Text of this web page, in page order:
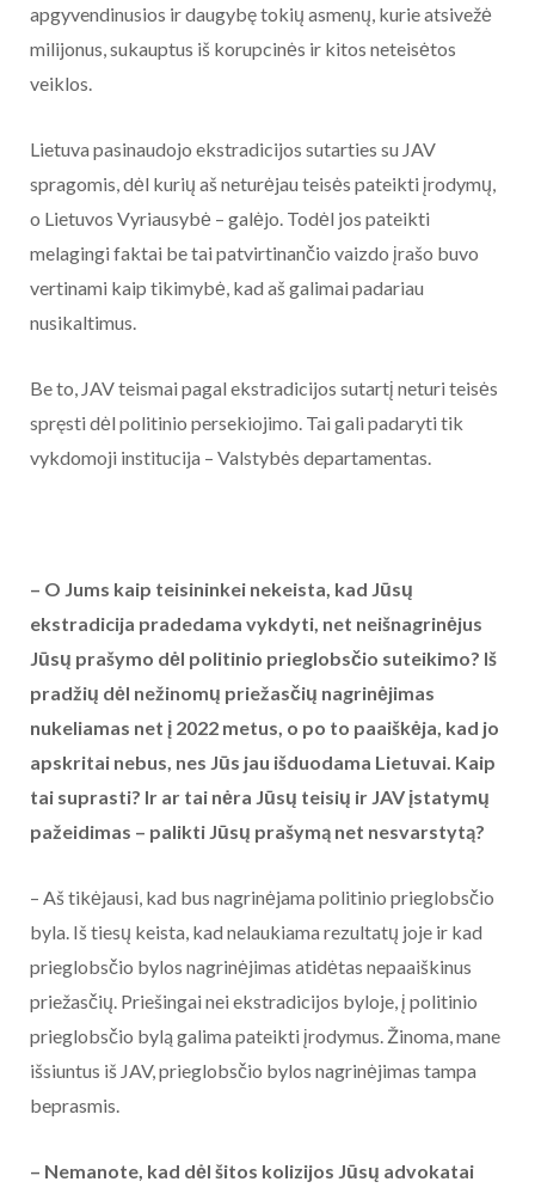
apgyvendinusios ir daugybę tokių asmenų, kurie atsivežė
milijonus, sukauptus iš korupcinės ir kitos neteisėtos
veiklos.
Lietuva pasinaudojo ekstradicijos sutarties su JAV
spragomis, dėl kurių aš neturėjau teisės pateikti įrodymų,
o Lietuvos Vyriausybė – galėjo. Todėl jos pateikti
melagingi faktai be tai patvirtinančio vaizdo įrašo buvo
vertinami kaip tikimybė, kad aš galimai padariau
nusikaltimus.
Be to, JAV teismai pagal ekstradicijos sutartį neturi teisės
spręsti dėl politinio persekiojimo. Tai gali padaryti tik
vykdomoji institucija – Valstybės departamentas.
– O Jums kaip teisininkei nekeista, kad Jūsų
ekstradicija pradedama vykdyti, net neišnagrinėjus
Jūsų prašymo dėl politinio prieglobsčio suteikimo? Iš
pradžių dėl nežinomų priežasčių nagrinėjimas
nukeliamas net į 2022 metus , o po to paaiškėja, kad jo
apskritai nebus, nes Jūs jau išduodama Lietuvai. Kaip
tai suprasti? Ir ar tai nėra Jūsų teisių ir JAV įstatymų
pažeidimas – palikti Jūsų prašymą net nesvarstytą?
– Aš tikėjausi, kad bus nagrinėjama politinio prieglobsčio
byla. Iš tiesų keista, kad nelaukiama rezultatų joje ir kad
prieglobsčio bylos nagrinėjimas atidėtas nepaaiškinus
priežasčių. Priešingai nei ekstradicijos byloje, į politinio
prieglobsčio bylą galima pateikti įrodymus. Žinoma, mane
išsiuntus iš JAV, prieglobsčio bylos nagrinėjimas tampa
beprasmis.
– Nemanote, kad dėl šitos kolizijos Jūsų advokatai